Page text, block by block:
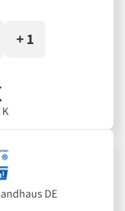
+ 1
DE